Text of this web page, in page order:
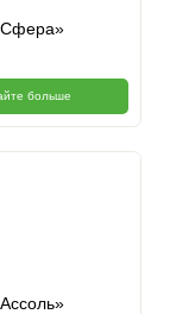
больше